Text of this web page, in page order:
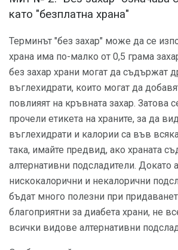
като "безплатна храна"
Терминът "без захар" може да се
храна има по-малко от 0,5 грама
без захар храни могат да съдържат
въглехидрати, които могат да
повлияят на кръвната захар. Затова
прочели етикета на храните, за да
въглехидрати и калории са във
така, имайте предвид, ако храната
алтернативни подсладители. Докато
нискокалорични и некалорични
бъдат много полезни при
благоприятни за диабета храни, не
всички видове алтернативни